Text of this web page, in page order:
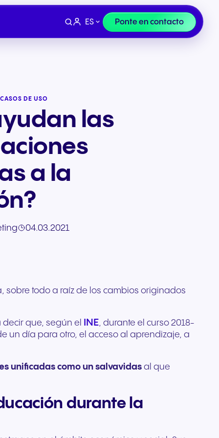
profesionales diseñados
para organizaciones
ES Ponte en contacto
DE USO
las
a la
04.03.2021
todo a raíz de los cambios originados
que, según el INE, durante el curso 2018-
un día para otro, el acceso al aprendizaje, a
unificadas como un salvavidas al que
durante la